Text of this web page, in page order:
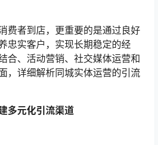
费者到店，更重要的是通过良好
忠实客户，实现长期稳定的经
合、活动营销、社交媒体运营和
，详细解析同城实体运营的引流
多元化引流渠道